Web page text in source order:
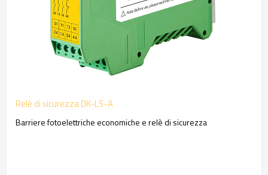
Relè di sicurezza DK-LS-A
Barriere fotoelettriche economiche e relè di sicurezza